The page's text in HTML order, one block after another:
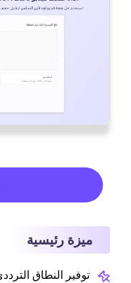
ميزة رئيسية
توفير النطاق